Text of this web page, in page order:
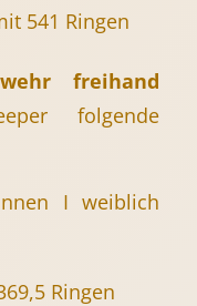
541 Ringen
freihand
folgende
I weiblich
Ringen